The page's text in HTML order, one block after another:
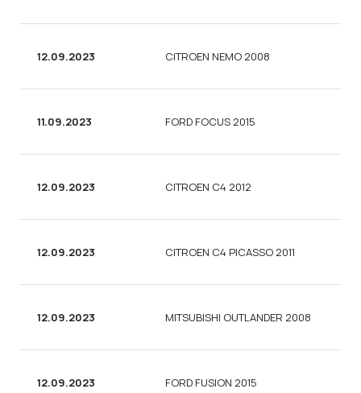
12.09.2023 CITROEN NEMO 2008
11.09.2023 FORD FOCUS 2015
12.09.2023 CITROEN C4 2012
12.09.2023 CITROEN C4 PICASSO 2011
12.09.2023 MITSUBISHI OUTLANDER 2008
12.09.2023 FORD FUSION 2015